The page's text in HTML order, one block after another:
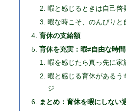
暇と感じるときは自己啓
暇な時こそ、のんびりと
育休の支給額
育休を充実：暇≠自由な時
暇を感じたら真っ先に家
暇と感じる育休があるう
ジ
まとめ：育休を暇にしない